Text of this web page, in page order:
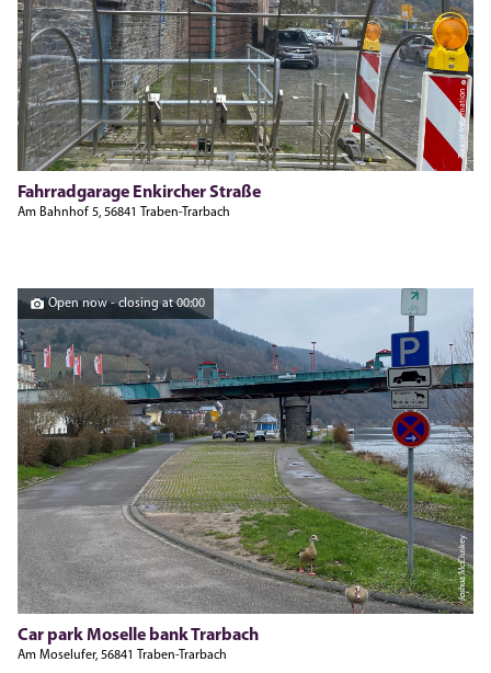
Tourist-Information
Fahrradgarage Enkircher Straße
Am Bahnhof 5, 56841 Traben-Trarbach
Joshua McCluskey
Open now - closing at 00:00
Car park Moselle bank Trarbach
Am Moselufer, 56841 Traben-Trarbach